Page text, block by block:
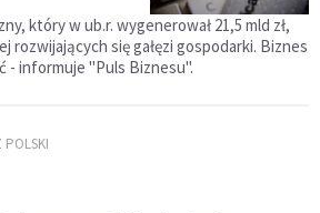
który w ub.r. wygenerował 21,5 mld zł,
rozwijających się gałęzi gospodarki. Biznes
informuje "Puls Biznesu".
POLSKI